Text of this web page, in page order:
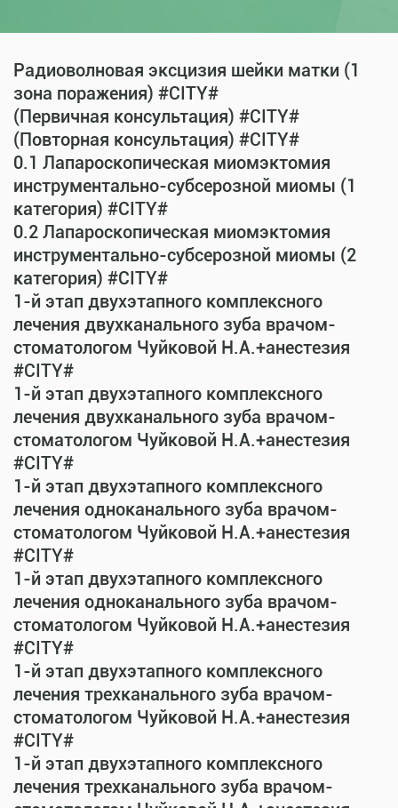
Радиоволновая эксцизия шейки матки (1
зона поражения) #CITY#
(Первичная консультация) #CITY#
(Повторная консультация) #CITY#
0.1 Лапароскопическая миомэктомия
инструментально-субсерозной миомы (1
категория) #CITY#
0.2 Лапароскопическая миомэктомия
инструментально-субсерозной миомы (2
категория) #CITY#
1-й этап двухэтапного комплексного
лечения двухканального зуба врачом-
стоматологом Чуйковой Н.А.+анестезия
#CITY#
1-й этап двухэтапного комплексного
лечения двухканального зуба врачом-
стоматологом Чуйковой Н.А.+анестезия
#CITY#
1-й этап двухэтапного комплексного
лечения одноканального зуба врачом-
стоматологом Чуйковой Н.А.+анестезия
#CITY#
1-й этап двухэтапного комплексного
лечения одноканального зуба врачом-
стоматологом Чуйковой Н.А.+анестезия
#CITY#
1-й этап двухэтапного комплексного
лечения трехканального зуба врачом-
стоматологом Чуйковой Н.А.+анестезия
#CITY#
1-й этап двухэтапного комплексного
лечения трехканального зуба врачом-